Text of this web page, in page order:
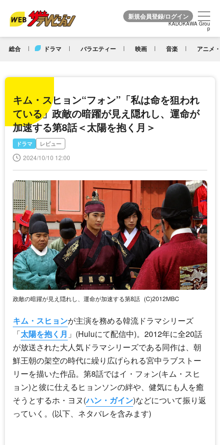
KADOKAWA Grou
p
総合 ドラマ バラエティー 映画 音楽 アニメ
KADOKAWA Grou
p
キム・スヒョン“フォン”「私は命を狙われ
ている」政敵の暗躍が見え隠れし、運命が
加速する第8話＜太陽を抱く月＞
ドラマ レビュー
2024/10/10 12:00
政敵の暗躍が見え隠れし、運命が加速する第8話 (C)2012MBC
キム・スヒョンが主演を務める韓流ドラマシリーズ
「太陽を抱く月 」(Huluにて配信中)。2012年に全20話
が放送された大人気ドラマシリーズである同作は、朝
鮮王朝の架空の時代に繰り広げられる宮中ラブストー
リーを描いた作品。第8話ではイ・フォン(キム・スヒ
ョン)と彼に仕えるヒョンソンの絆や、健気にも人を癒
そうとするホ・ヨヌ(ハン・ガイン)などについて振り返
っていく。(以下、ネタバレを含みます)